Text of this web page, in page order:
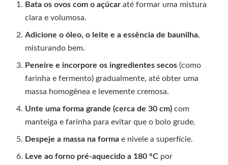
Bata os ovos com o açúcar até formar uma mistura
clara e volumosa.
Adicione o óleo, o leite e a essência de baunilha,
misturando bem.
Peneire e incorpore os ingredientes secos (como
farinha e fermento) gradualmente, até obter uma
massa homogênea e levemente cremosa.
Unte uma forma grande (cerca de 30 cm) com
manteiga e farinha para evitar que o bolo grude.
Despeje a massa na forma e nivele a superfície.
Leve ao forno pré-aquecido a 180 °C por